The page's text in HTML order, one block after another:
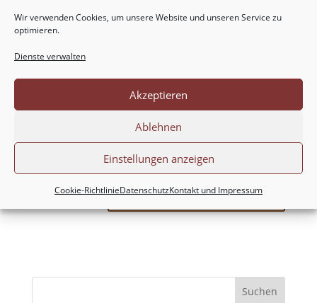
Wir verwenden Cookies, um unsere Website und unseren Service zu
optimieren.
Dienste verwalten
Akzeptieren
Ablehnen
Einstellungen anzeigen
Cookie-RichtlinieDatenschutzKontakt und Impressum
Meinen Namen, meine E-Mail-Adresse und
meine Website in diesem Browser für die nächste
Kommentierung speichern.